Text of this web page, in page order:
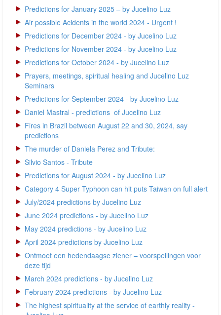
Predictions for January 2025 – by Jucelino Luz
Air possible Acidents in the world 2024 - Urgent !
Predictions for December 2024 - by Jucelino Luz
Predictions for November 2024 - by Jucelino Luz
Predictions for October 2024 - by Jucelino Luz
Prayers, meetings, spiritual healing and Jucelino Luz
Seminars
Predictions for September 2024 - by Jucelino Luz
Daniel Mastral - predictions of Jucelino Luz
Fires in Brazil between August 22 and 30, 2024, say
predictions
The murder of Daniela Perez and Tribute:
Silvio Santos - Tribute
Predictions for August 2024 - by Jucelino Luz
Category 4 Super Typhoon can hit puts Taiwan on full alert
July/2024 predictions by Jucelino Luz
June 2024 predictions - by Jucelino Luz
May 2024 predictions - by Jucelino Luz
April 2024 predictions by Jucelino Luz
Ontmoet een hedendaagse ziener – voorspellingen voor
deze tijd
March 2024 predictions - by Jucelino Luz
February 2024 predictions - by Jucelino Luz
The highest spirituality at the service of earthly reality -